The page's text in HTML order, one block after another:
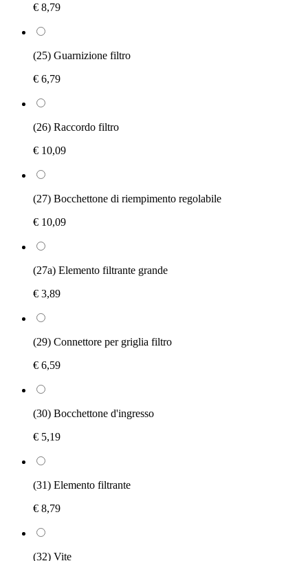
€ 8,79
(25) Guarnizione filtro
€ 6,79
(26) Raccordo filtro
€ 10,09
(27) Bocchettone di riempimento regolabile
€ 10,09
(27a) Elemento filtrante grande
€ 3,89
(29) Connettore per griglia filtro
€ 6,59
(30) Bocchettone d'ingresso
€ 5,19
(31) Elemento filtrante
€ 8,79
(32) Vite